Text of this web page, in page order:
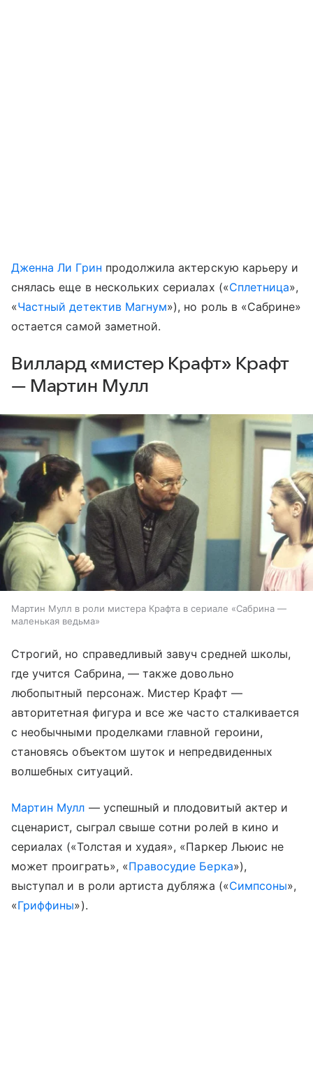
Дженна Ли Грин продолжила актерскую карьеру и
снялась еще в нескольких сериалах («Сплетница»,
«Частный детектив Магнум»), но роль в «Сабрине»
остается самой заметной.
Виллард «мистер Крафт» Крафт
— Мартин Мулл
Мартин Мулл в роли мистера Крафта в сериале «Сабрина —
маленькая ведьма»
Строгий, но справедливый завуч средней школы,
где учится Сабрина, — также довольно
любопытный персонаж. Мистер Крафт —
авторитетная фигура и все же часто сталкивается
с необычными проделками главной героини,
становясь объектом шуток и непредвиденных
волшебных ситуаций.
Мартин Мулл — успешный и плодовитый актер и
сценарист, сыграл свыше сотни ролей в кино и
сериалах («Толстая и худая», «Паркер Льюис не
может проиграть», «Правосудие Берка»),
выступал и в роли артиста дубляжа («Симпсоны»,
«Гриффины»).